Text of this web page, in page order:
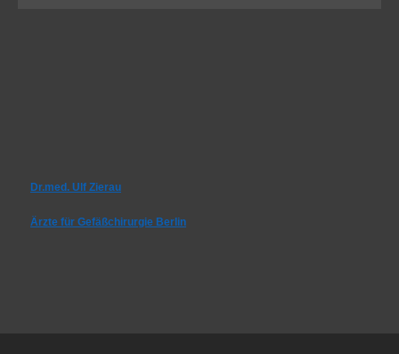
Dr.med. Ulf Zierau
Ärzte für Gefäßchirurgie Berlin